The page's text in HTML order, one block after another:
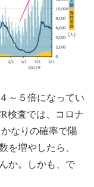
～５倍になってい
検査では、コロナ
なりの確率で陽
を増やしたら、
か。しかも、で